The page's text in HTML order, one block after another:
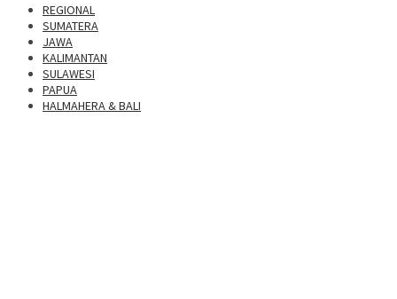
REGIONAL
SUMATERA
JAWA
KALIMANTAN
SULAWESI
PAPUA
HALMAHERA & BALI